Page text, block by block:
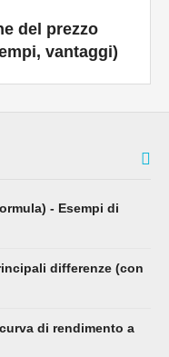
del prezzo
vantaggi)
- Esempi di
differenze (con
di rendimento a